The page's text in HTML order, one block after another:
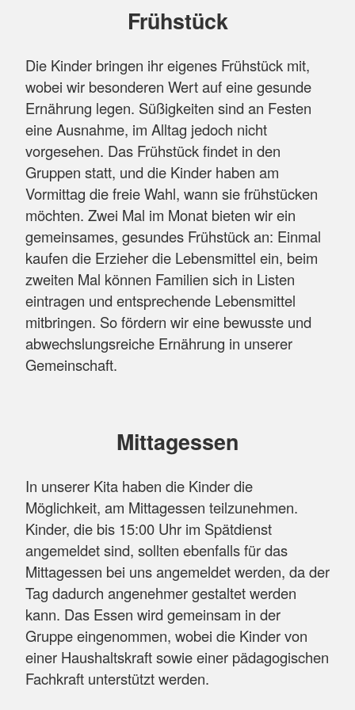
Bewegung & Gesundheitserziehung:
Bewegung
Da wir vor Ort keine Turnhalle haben,
kooperieren wir mit dem Oyther Sportverein.
Die Kinder besuchen dort mindestens zweimal
im Monat die Turnhalle, um Sport zu treiben.
Zusätzlich können sie im Flurbereich, im
Funktions-Turnraum und auf unserem großen
Außengelände toben und spielen.
Gesundheitserziehung
In unserer Kita legen wir ebenfalls großen Wert
auf die Gesundheit und das Wohlbefinden der
Kinder. Wichtig ist uns auch, dass Kinder bei
Krankheit Ruhe und Erholung zuhause
bekommen, um schnell wieder fit zu werden.
Kinder durch Gespräche, Lieder und Spiele. Ziel
ist es, ihre Kommunikationsfähigkeit zu stärken
und soziale Beziehungen zu fördern. Wir
ermutigen die Kinder, sich auszudrücken,
zuzuhören und gemeinsam zu interagieren, um
ihre sprachlichen Kompetenzen spielerisch zu
stärken
Kognitive Fähigkeiten
Durch spielerische Aktivitäten, kreative Projekte
und gezielte Lernangebote unterstützen wir die
Kinder dabei, ihre Denkfähigkeit,
Problemlösungsfähigkeiten und ihre
Frühstück
Die Kinder bringen ihr eigenes Frühstück mit,
wobei wir besonderen Wert auf eine gesunde
Ernährung legen. Süßigkeiten sind an Festen
eine Ausnahme, im Alltag jedoch nicht
vorgesehen. Das Frühstück findet in den
Gruppen statt, und die Kinder haben am
Vormittag die freie Wahl, wann sie frühstücken
möchten. Zwei Mal im Monat bieten wir ein
gemeinsames, gesundes Frühstück an: Einmal
kaufen die Erzieher die Lebensmittel ein, beim
zweiten Mal können Familien sich in Listen
eintragen und entsprechende Lebensmittel
mitbringen. So fördern wir eine bewusste und
abwechslungsreiche Ernährung in unserer
Gemeinschaft.
Mittagessen
In unserer Kita haben die Kinder die
Möglichkeit, am Mittagessen teilzunehmen.
Kinder, die bis 15:00 Uhr im Spätdienst
angemeldet sind, sollten ebenfalls für das
Mittagessen bei uns angemeldet werden, da der
Tag dadurch angenehmer gestaltet werden
kann. Das Essen wird gemeinsam in der
Gruppe eingenommen, wobei die Kinder von
einer Haushaltskraft sowie einer pädagogischen
Fachkraft unterstützt werden.